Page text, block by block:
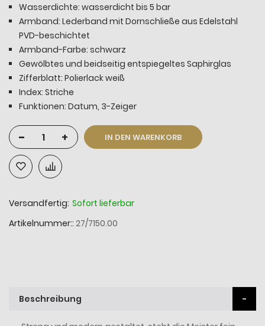
Wasserdichte: wasserdicht bis 5 bar
Armband: Lederband mit Dornschließe aus Edelstahl
PVD-beschichtet
Armband-Farbe: schwarz
Gewölbtes und beidseitig entspiegeltes Saphirglas
Zifferblatt: Polierlack weiß
Index: Striche
Funktionen: Datum, 3-Zeiger
- + IN DEN WARENKORB
Versandfertig: Sofort lieferbar
Artikelnummer: 27/7150.00
Beschreibung